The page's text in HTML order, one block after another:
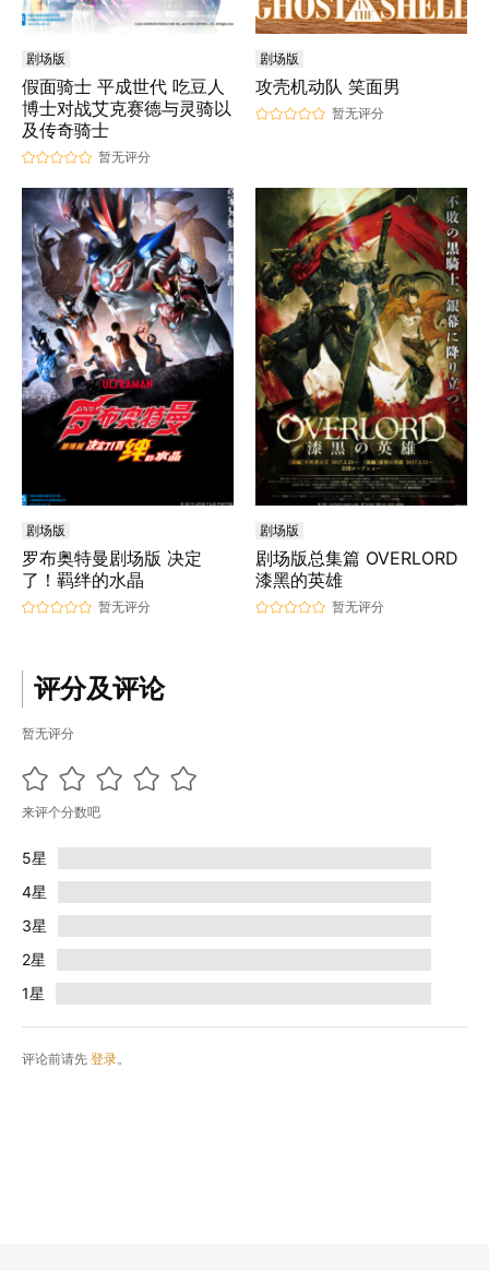
剧场版
假面骑士 平成世代 吃豆人
博士对战艾克赛德与灵骑以
及传奇骑士
暂无评分
剧场版
攻壳机动队 笑面男
暂无评分
剧场版
罗布奥特曼剧场版 决定
了！羁绊的水晶
暂无评分
剧场版
剧场版总集篇 OVERLORD
漆黑的英雄
暂无评分
评分及评论
暂无评分
来评个分数吧
5星
4星
3星
2星
1星
评论前请先 登录。